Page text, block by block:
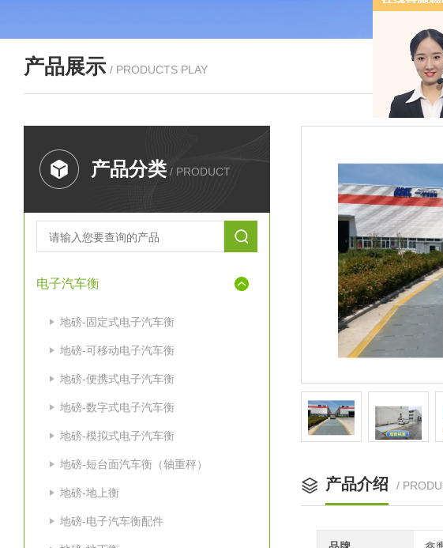
产品展示 / PRODUCTS PLAY
产品分类 / PRODUCT
电子汽车衡
地磅-固定式电子汽车衡
地磅-可移动电子汽车衡
地磅-便携式电子汽车衡
地磅-数字式电子汽车衡
地磅-模拟式电子汽车衡
地磅-短台面汽车衡（轴重秤）
地磅-地上衡
地磅-电子汽车衡配件
产品介绍 /